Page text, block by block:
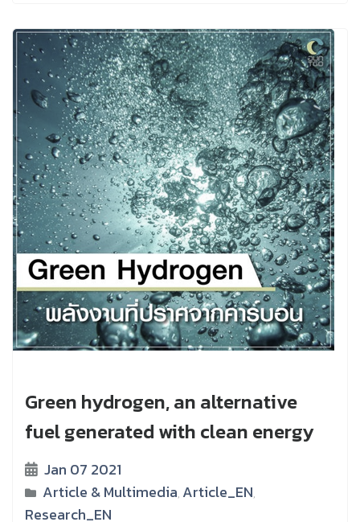
Green hydrogen, an alternative
fuel generated with clean energy
Jan 07 2021
Article & Multimedia, Article_EN,
Research_EN